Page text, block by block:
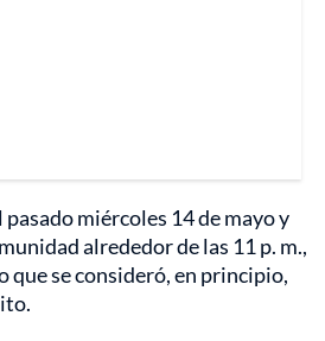
miércoles 14 de mayo y
alrededor de las 11 p. m.,
que se consideró, en principio,